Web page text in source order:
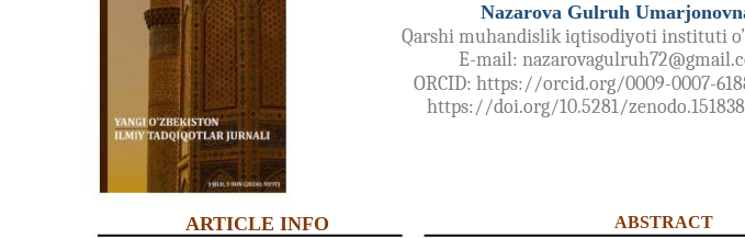
Nazarova Gulruh
Qarshi muhandislik iqtisodiyoti instituti
E-mail:
ORCID: https://orcid.org/0009-0007-
https://doi.org/10.5281/
ARTICLE INFO ABSTRACT